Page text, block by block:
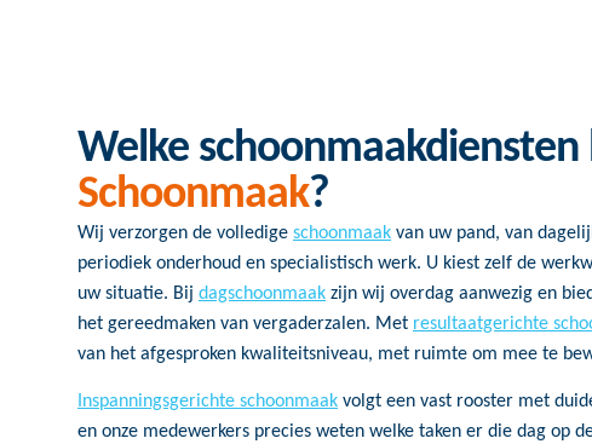
Welke
Schoonmaak?
Wij verzorgen de volledige schoonmaak van uw pand, van
periodiek onderhoud en specialistisch werk. U kiest zelf de
uw situatie. Bij dagschoonmaak zijn wij overdag aanwezig en
het gereedmaken van vergaderzalen. Met resultaatgerichte
van het afgesproken kwaliteitsniveau, met ruimte om mee te
Inspanningsgerichte schoonmaak volgt een vast rooster met
en onze medewerkers precies weten welke taken er die dag op